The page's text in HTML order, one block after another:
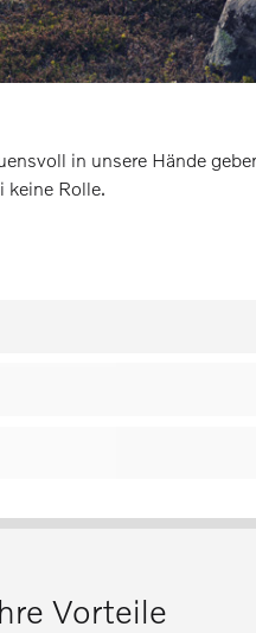
in unsere Hände
keine Rolle.
Vorteile